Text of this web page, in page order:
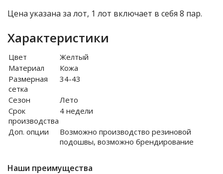
Цена указана за лот, 1 лот включает в себя 8 пар.
Характеристики
Цвет
Желтый
Материал
Кожа
Размерная
сетка
34-43
Сезон
Лето
Срок
производства
4 недели
Доп. опции
Возможно производство резиновой
подошвы, возможно брендирование
Наши преимущества